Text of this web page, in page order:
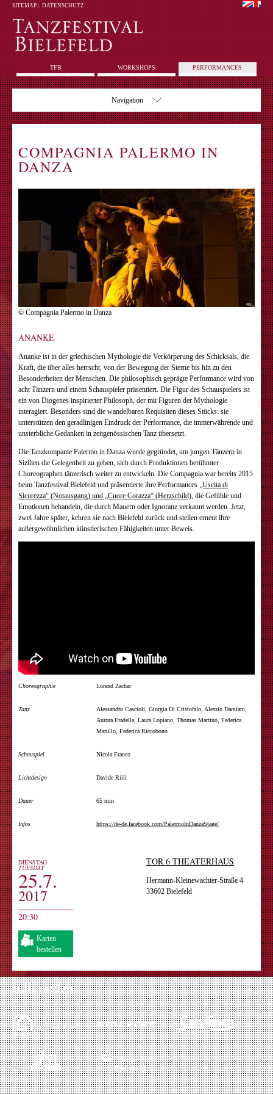
SITEMAP| DATENSCHUTZ
TFB WORKSHOPS PERFORMANCES
Navigation
COMPAGNIA PALERMO IN
DANZA
© Compagnia Palermo in Danza
ANANKE
Ananke ist in der griechischen Mythologie die Verkörperung des Schicksals, die
Kraft, die über alles herrscht, von der Bewegung der Sterne bis hin zu den
Besonderheiten der Menschen. Die philosophisch geprägte Performance wird von
acht Tänzern und einem Schauspieler präsentiert. Die Figur des Schauspielers ist
ein von Diogenes inspirierter Philosoph, der mit Figuren der Mythologie
interagiert. Besonders sind die wandelbaren Requisiten dieses Stücks: sie
unterstützen den geradlinigen Eindruck der Performance, die immerwährende und
unsterbliche Gedanken in zeitgenössischen Tanz übersetzt.
Die Tanzkompanie Palermo in Danza wurde gegründet, um jungen Tänzern in
Sizilien die Gelegenheit zu geben, sich durch Produktionen berühmter
Choreographen tänzerisch weiter zu entwickeln. Die Compagnia war bereits 2015
beim Tanzfestival Bielefeld und präsentierte ihre Performances „Uscita di
Sicurezza“ (Notausgang) und „Cuore Corazza“ (Herzschild), die Gefühle und
Emotionen behandeln, die durch Mauern oder Ignoranz verkannt werden. Jetzt,
zwei Jahre später, kehren sie nach Bielefeld zurück und stellen erneut ihre
außergewöhnlichen künstlerischen Fähigkeiten unter Beweis.
Choreographie Lorand Zachar
Tanz
Alessandro Cascioli, Giorgia Di Cristofalo, Alessio Damiani,
Aurora Fradella, Laura Lopiano, Thomas Martino, Federica
Marullo, Federica Riccobono
Schauspiel Nicola Franco
Lichtdesign Davide Riili
Dauer 65 min
Infos https://de-de.facebook.com/PalermoInDanzaStage/
DIENSTAG
TUESDAY
25.7.
2017
20:30
Karten
bestellen
TOR 6 THEATERHAUS
Hermann-Kleinewächter-Straße 4
33602 Bielefeld